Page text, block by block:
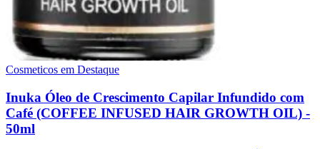
Cosmeticos em Destaque
Inuka Óleo de Crescimento Capilar Infundido com
Café (COFFEE INFUSED HAIR GROWTH OIL) -
50ml